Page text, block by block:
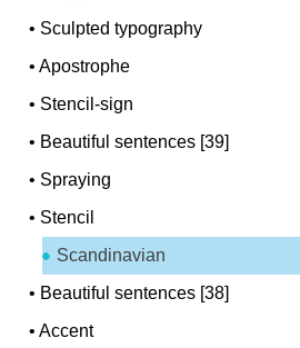
• Sculpted typography
•Apostrophe
• Stencil-sign
• Beautiful sentences [39]
• Spraying
• Stencil
Scandinavian
• Beautiful sentences [38]
•Accent